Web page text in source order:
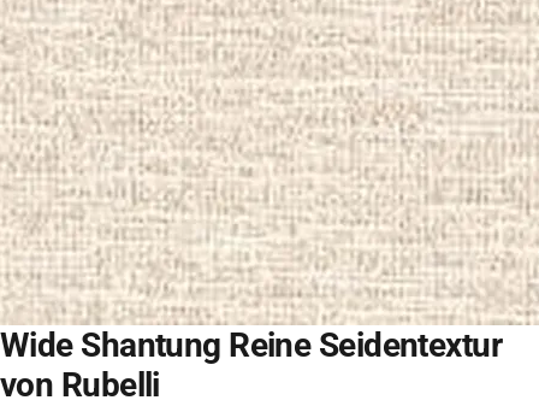
Wide Shantung Reine Seidentextur
von Rubelli